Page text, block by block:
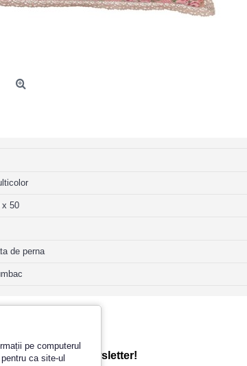
x 50
de perna
te la newsletter!
pe computerul
ca site-ul